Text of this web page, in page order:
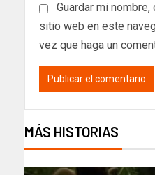
Guardar mi
sitio web en este
vez que haga un
MÁS HISTORIAS